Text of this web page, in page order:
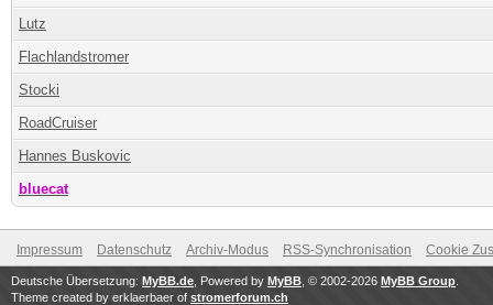
Lutz
Flachlandstromer
Stocki
RoadCruiser
Hannes Buskovic
bluecat
Impressum Datenschutz Archiv-Modus RSS-Synchronisation Cookie
Deutsche Übersetzung: MyBB.de , Powered by MyBB , © 2002-2026 MyBB Group
Theme created by erklaerbaer of stromerforum.ch